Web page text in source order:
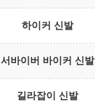
하이커 신발
서바이버 바이커 신발
길라잡이 신발